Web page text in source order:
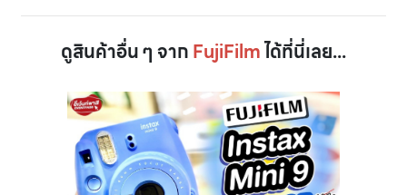
ดูสินค้าอื่น ๆ จากFujiFilmได้ที่นี่เลย...